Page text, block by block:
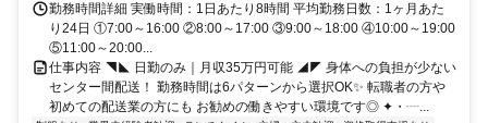
勤務時間詳細 実働時間：1日あたり8時間 平均勤務日数：1ヶ月あた
り24日 ①7:00～16:00 ②8:00～17:00 ③9:00～18:00 ④10:00～19:00
⑤11:00～20:00...
仕事内容 ◥◣ 日勤のみ｜月収35万円可能 ◢◤ 身体への負担が少ない
センター間配送！ 勤務時間は6パターンから選択OK✨ 転職者の方や
初めての配送業の方にも お勧めの働きやすい環境です◎ ✦・┈...